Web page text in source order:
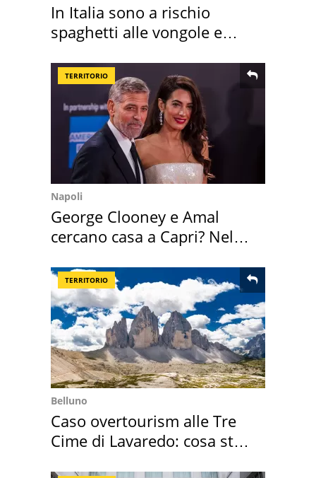
In Italia sono a rischio
spaghetti alle vongole e
TERRITORIO
Napoli
George Clooney e Amal
cercano casa a Capri? Nel
TERRITORIO
Belluno
Caso overtourism alle Tre
Cime di Lavaredo: cosa sta